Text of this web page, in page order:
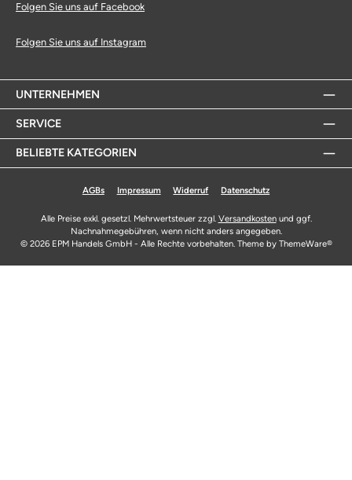
Folgen Sie uns auf Facebook
Folgen Sie uns auf Instagram
UNTERNEHMEN
SERVICE
BELIEBTE KATEGORIEN
AGBs Impressum Widerruf Datenschutz
Alle Preise exkl. gesetzl. Mehrwertsteuer zzgl. Versandkostenund ggf.
Nachnahmegebühren, wenn nicht anders angegeben.
© 2026 EPM Handels GmbH - Alle Rechte vorbehalten. Theme by ThemeWare®